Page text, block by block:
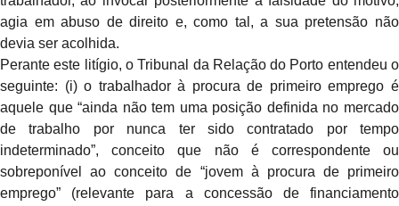
agia em abuso de direito e, como tal, a sua pretensão não
devia ser acolhida.
Perante este litígio, o Tribunal da Relação do Porto entendeu o
seguinte: (i) o trabalhador à procura de primeiro emprego é
aquele que “ainda não tem uma posição definida no mercado
de trabalho por nunca ter sido contratado por tempo
indeterminado”, conceito que não é correspondente ou
sobreponível ao conceito de “jovem à procura de primeiro
emprego” (relevante para a concessão de financiamento